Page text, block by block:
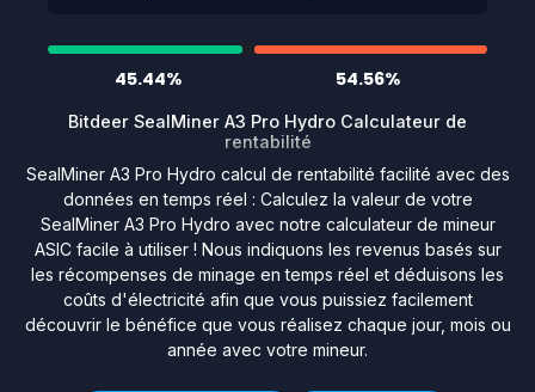
45.44% 54.56%
Bitdeer SealMiner A3 Pro Hydro Calculateur de
rentabilité
SealMiner A3 Pro Hydro calcul de rentabilité facilité avec des
données en temps réel : Calculez la valeur de votre
SealMiner A3 Pro Hydro avec notre calculateur de mineur
ASIC facile à utiliser ! Nous indiquons les revenus basés sur
les récompenses de minage en temps réel et déduisons les
coûts d'électricité afin que vous puissiez facilement
découvrir le bénéfice que vous réalisez chaque jour, mois ou
année avec votre mineur.